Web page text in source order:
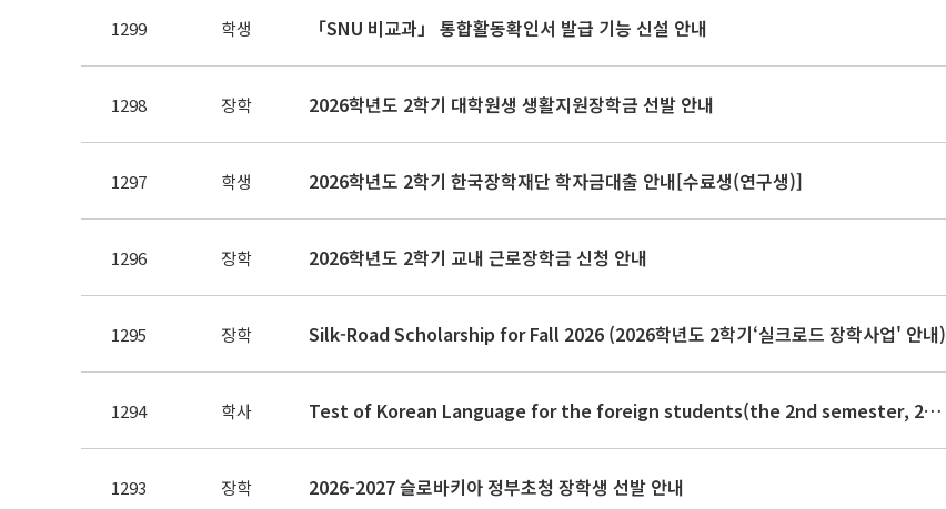
1299 학생 「SNU 비교과」 통합활동확인서 발급 기능 신설 안내
1298 장학 2026학년도 2학기 대학원생 생활지원장학금 선발 안내
1297 학생 2026학년도 2학기 한국장학재단 학자금대출 안내[수료생(연구생)]
1296 장학 2026학년도 2학기 교내 근로장학금 신청 안내
1295 장학 Silk-Road Scholarship for Fall 2026 (2026학년도 2학기‘실크로드 장학사업' 안내)
1294 학사 Test of Korean Language for the foreign students(the 2nd semester, 2026) 2026.2학기 외국인학생의 한국어시험 실시 안내(논문제출자격시험)
1293 장학 2026-2027 슬로바키아 정부초청 장학생 선발 안내